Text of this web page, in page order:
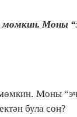
мөмкин. Моны
Моны
була соң?